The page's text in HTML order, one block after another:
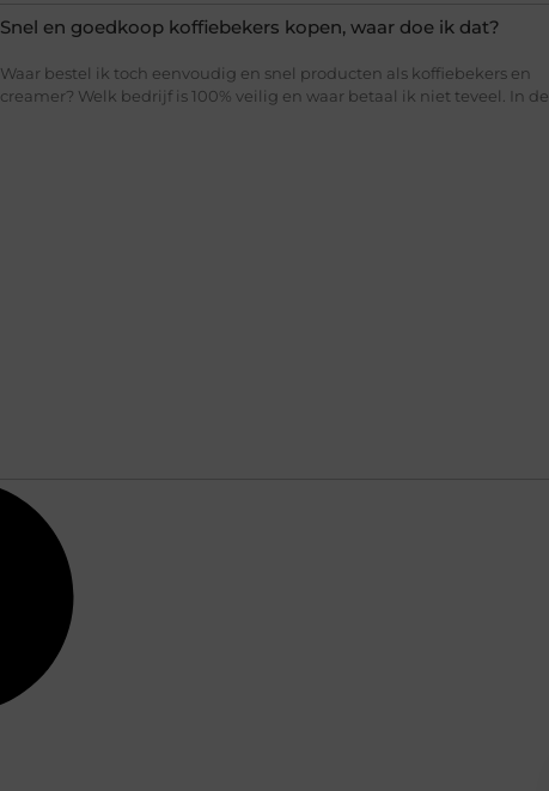
Snel en goedkoop koffiebekers kopen, waar doe ik dat?
Waar bestel ik toch eenvoudig en snel producten als koffiebekers en
creamer? Welk bedrijf is 100% veilig en waar betaal ik niet teveel. In de